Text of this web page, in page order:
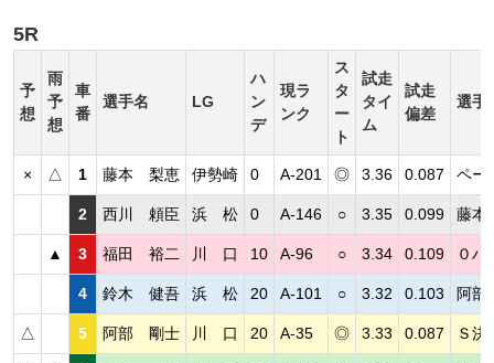
5R
予
想
雨
予
想
車
番
選手名 LG
ハ
ン
デ
現ラ
ンク
ス
タ
ー
ト
試走
タイ
ム
試走
偏差
選手
× △ 1 藤本 梨恵 伊勢崎 0 A-201 ◎ 3.36 0.087 ペー
2 西川 頼臣 浜 松 0 A-146 ○ 3.35 0.099 藤本
▲ 3 福田 裕二 川 口 10 A-96 ○ 3.34 0.109 ０
4 鈴木 健吾 浜 松 20 A-101 ○ 3.32 0.103 阿部
△ 5 阿部 剛士 川 口 20 A-35 ◎ 3.33 0.087 Ｓ決